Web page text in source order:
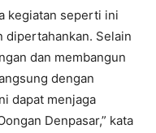
kegiatan seperti ini
dipertahankan. Selain
dan membangun
dengan
dapat menjaga
Denpasar,” kata